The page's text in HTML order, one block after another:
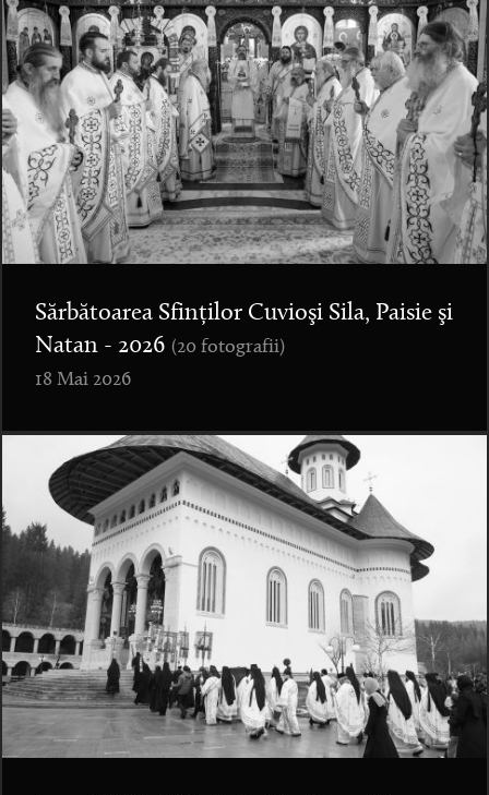
Sărbătoarea Sfinților Cuvioşi Sila, Paisie şi
Natan - 2026 (20 fotografii)
18 Mai 2026